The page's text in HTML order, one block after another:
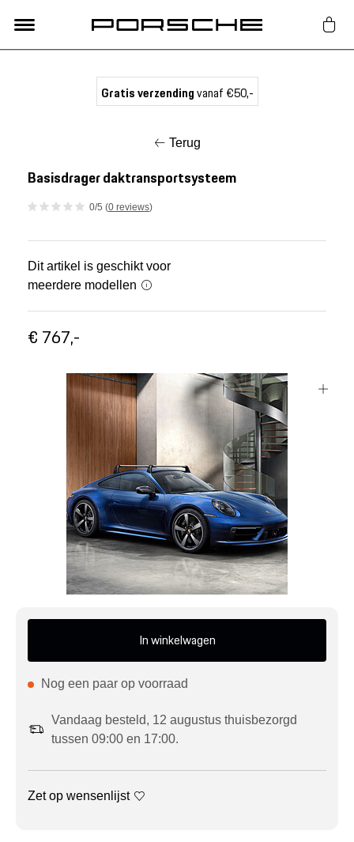
Nieuw
Acties
Porsche finder
Klantenservice
Porsche informatie
Gratis verzendingvanaf €50,-
Terug
Basisdrager daktransportsysteem
0/5 (0 reviews)
Dit artikel is geschikt voor
meerdere modellen
€ 767,-
In winkelwagen
Nog een paar op voorraad
Vandaag besteld, 12 augustus thuisbezorgd
tussen 09:00 en 17:00.
Zet op wensenlijst